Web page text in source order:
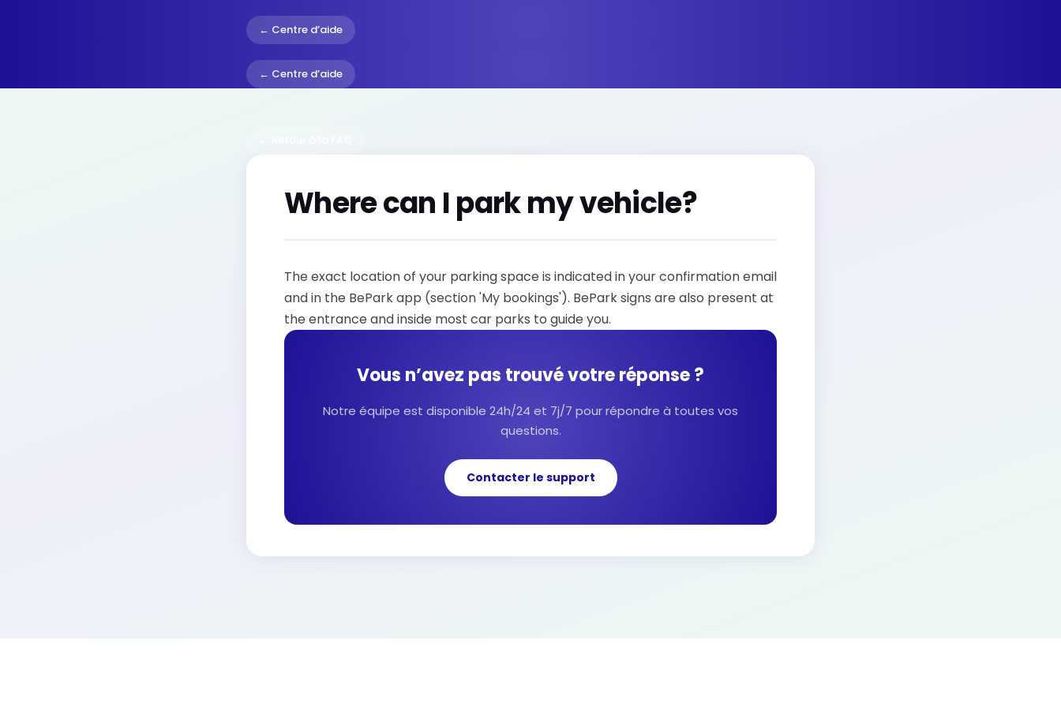
← Centre d’aide
← Centre d’aide
Where can I park my vehicle?
The exact location of your parking space is indicated in your confirmation email
and in the BePark app (section 'My bookings'). BePark signs are also present at
the entrance and inside most car parks to guide you.
Vous n’avez pas trouvé votre réponse ?
Notre équipe est disponible 24h/24 et 7j/7 pour répondre à toutes vos
questions.
Contacter le support